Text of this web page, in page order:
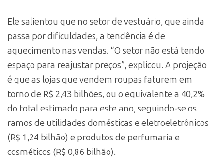
Ele salientou que no setor de vestuário, que ainda
passa por dificuldades, a tendência é de
aquecimento nas vendas. “O setor não está tendo
espaço para reajustar preços”, explicou. A projeção
é que as lojas que vendem roupas faturem em
torno de R$ 2,43 bilhões, ou o equivalente a 40,2%
do total estimado para este ano, seguindo-se os
ramos de utilidades domésticas e eletroeletrônicos
(R$ 1,24 bilhão) e produtos de perfumaria e
cosméticos (R$ 0,86 bilhão).